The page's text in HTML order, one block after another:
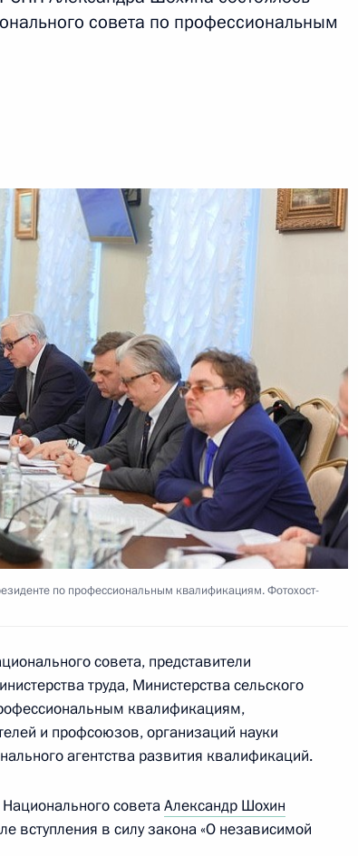
политики
коррупции
совета по профессиональным
по профессиональным квалификациям. Фотохост-
совета, представители
труда, Министерства сельского
квалификациям,
и профсоюзов, организаций науки
агентства развития квалификаций.
советаАлександр Шохин
вступления в силу закона «О независимой